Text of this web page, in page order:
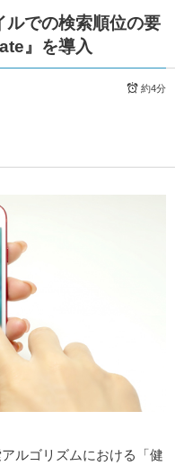
での検索順位の要
』を導入
約4分
ルゴリズムにおける「健